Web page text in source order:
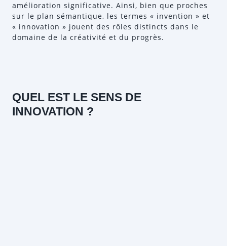
amélioration significative. Ainsi, bien que proches
sur le plan sémantique, les termes « invention » et
« innovation » jouent des rôles distincts dans le
domaine de la créativité et du progrès.
QUEL EST LE SENS DE
INNOVATION ?